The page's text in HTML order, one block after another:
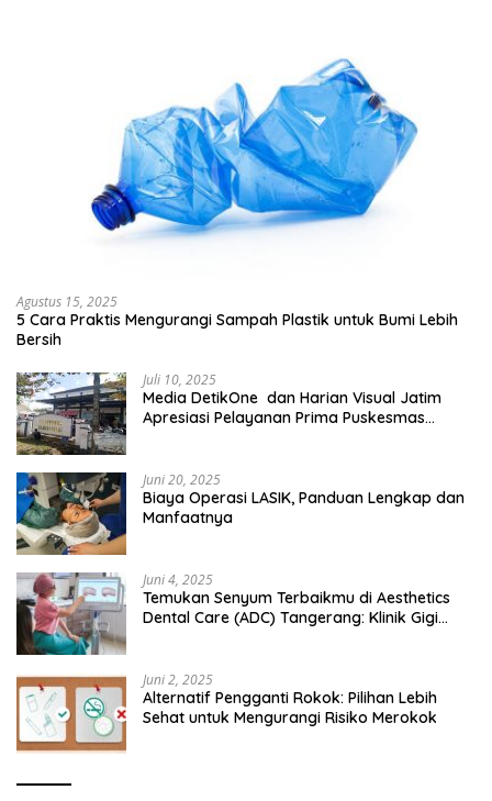
Agustus 15, 2025
5 Cara Praktis Mengurangi Sampah Plastik untuk Bumi Lebih
Bersih
Juli 10, 2025
Media DetikOne dan Harian Visual Jatim
Apresiasi Pelayanan Prima Puskesmas
Juni 20, 2025
Biaya Operasi LASIK, Panduan Lengkap dan
Manfaatnya
Juni 4, 2025
Temukan Senyum Terbaikmu di Aesthetics
Dental Care (ADC) Tangerang: Klinik Gigi
Juni 2, 2025
Alternatif Pengganti Rokok: Pilihan Lebih
Sehat untuk Mengurangi Risiko Merokok